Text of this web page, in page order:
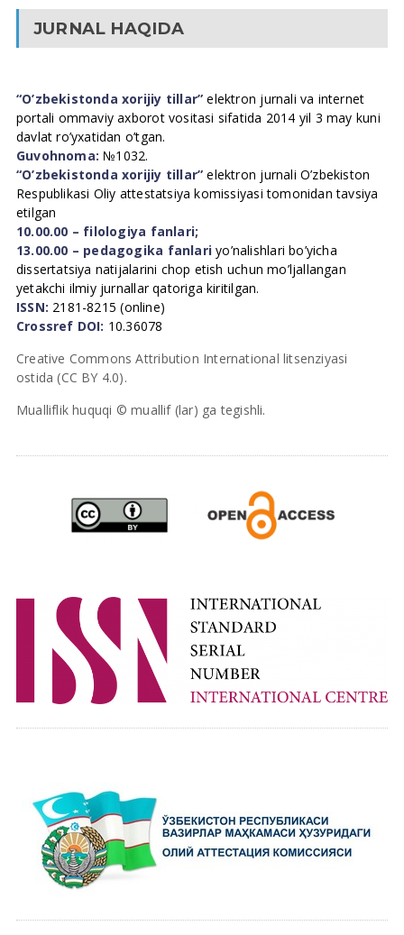
JURNAL HAQIDA
“O’zbekistonda xorijiy tillar” elektron jurnali va internet
portali ommaviy axborot vositasi sifatida 2014 yil 3 may kuni
davlat ro’yxatidan o’tgan.
Guvohnoma: №1032.
“O’zbekistonda xorijiy tillar” elektron jurnali O’zbekiston
Respublikasi Oliy attestatsiya komissiyasi tomonidan tavsiya
etilgan
10.00.00 – filologiya fanlari;
13.00.00 – pedagogika fanlari yo’nalishlari bo’yicha
dissertatsiya natijalarini chop etish uchun mo’ljallangan
yetakchi ilmiy jurnallar qatoriga kiritilgan.
ISSN: 2181-8215 (online)
Crossref DOI: 10.36078
Creative Commons Attribution International litsenziyasi
ostida (CC BY 4.0).
Mualliflik huquqi © muallif (lar) ga tegishli.